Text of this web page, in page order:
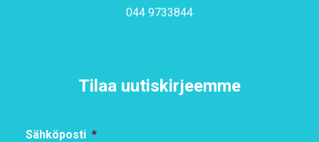
044 9733844
Tilaa uutiskirjeemme
Sähköposti *